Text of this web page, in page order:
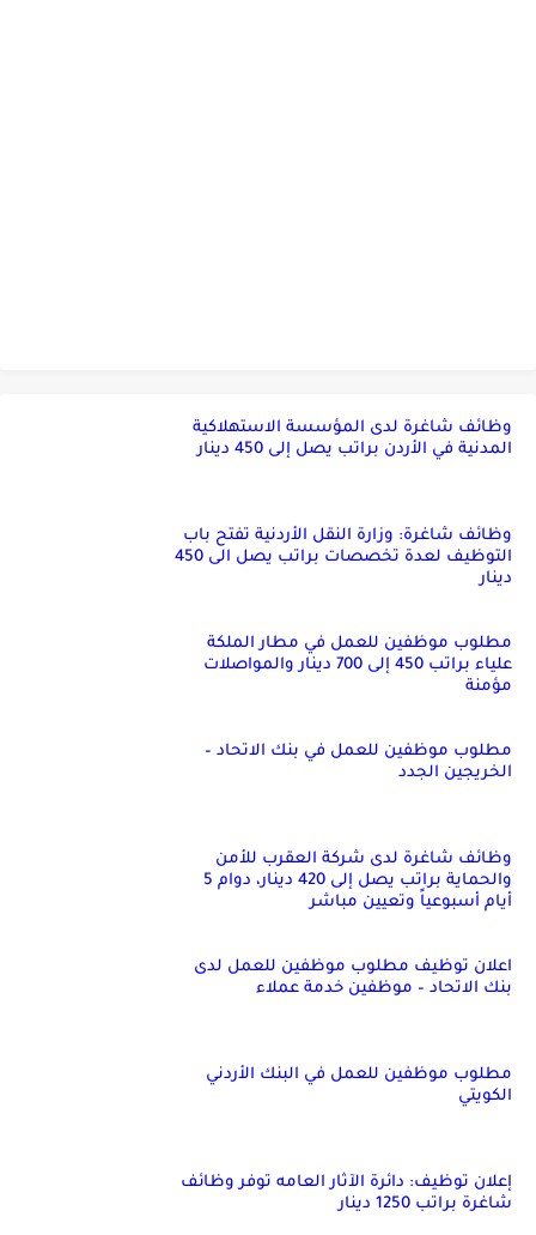
وظائف شاغرة لدى المؤسسة الاستهلاكية
المدنية في الأردن براتب يصل إلى 450 دينار
وظائف شاغرة: وزارة النقل الأردنية تفتح باب
التوظيف لعدة تخصصات براتب يصل الى 450
دينار
مطلوب موظفين للعمل في مطار الملكة
علياء براتب 450 إلى 700 دينار والمواصلات
مؤمنة
مطلوب موظفين للعمل في بنك الاتحاد –
الخريجين الجدد
وظائف شاغرة لدى شركة العقرب للأمن
والحماية براتب يصل إلى 420 دينار، دوام 5
أيام أسبوعياً وتعيين مباشر
اعلان توظيف مطلوب موظفين للعمل لدى
بنك الاتحاد – موظفين خدمة عملاء
مطلوب موظفين للعمل في البنك الأردني
الكويتي
إعلان توظيف: دائرة الآثار العامه توفر وظائف
شاغرة براتب 1250 دينار